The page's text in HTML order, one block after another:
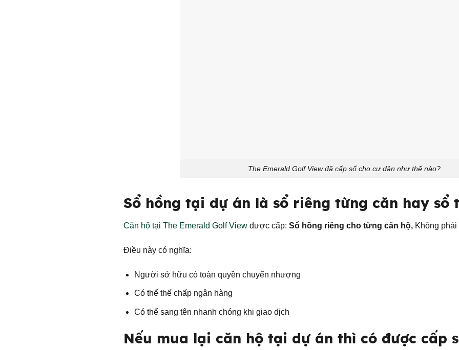
The Emerald Golf View đã cấp sổ cho cư dân như thế nào?
Sổ hồng tại dự án là sổ riêng từng căn hay sổ
Căn hộ tại The Emerald Golf View được cấp:Sổ hồng riêng cho từng căn hộ, Không phải
Điều này có nghĩa:
Người sở hữu có toàn quyền chuyển nhượng
Có thể thế chấp ngân hàng
Có thể sang tên nhanh chóng khi giao dịch
Nếu mua lại căn hộ tại dự án thì có được cấp